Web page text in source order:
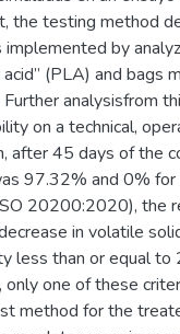
the testing method
by
(PLA) and bags
analysisfrom
on a technical,
after 45 days of the
97.32% and 0% for
20200:2020), the
in volatile
less than or equal
only one of these
method for the